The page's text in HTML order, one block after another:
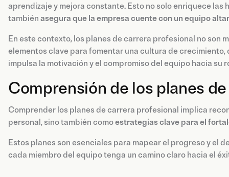
aprendizaje y mejora constante. Esto no solo enriquece
también asegura que la empresa cuente con un equipo
En este contexto, los planes de carrera profesional no son
elementos clave para fomentar una cultura de
impulsa la motivación y el compromiso del equipo hacia su
Comprensión de los planes
Comprender los planes de carrera profesional implica
personal, sino también comoestrategias clave para el
Estos planes son esenciales para mapear el progreso y el
cada miembro del equipo tenga un camino claro hacia el